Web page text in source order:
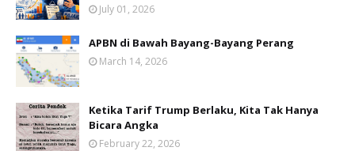
July 01, 2026
APBN di Bawah Bayang-Bayang Perang
March 14, 2026
Ketika Tarif Trump Berlaku, Kita Tak Hanya
Bicara Angka
February 22, 2026